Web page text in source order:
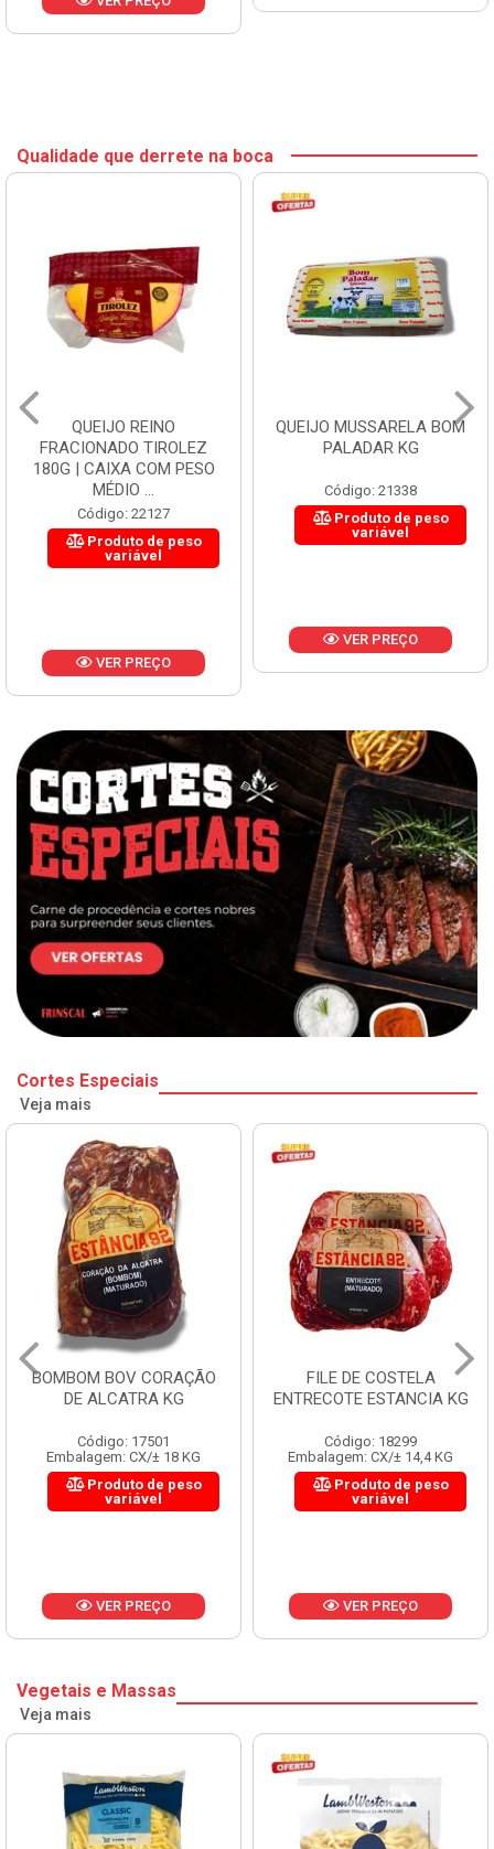
VER PREÇO
Qualidade que derrete na boca
QUEIJO REINO
FRACIONADO TIROLEZ
180G | CAIXA COM PESO
MÉDIO ...
Código: 22127
Produto de peso
variável
VER PREÇO
QUEIJO MUSSARELA BOM
Código: 21338
Produto de peso
variável
VER PREÇO
Cortes Especiais
Veja mais
BOMBOM BOV CORAÇÃO
Código: 17501
Embalagem: CX/± 18 KG
Produto de peso
variável
VER PREÇO
FILE DE COSTELA
Código: 18299
Embalagem: CX/± 14,4 KG
Produto de peso
variável
VER PREÇO
Vegetais e Massas
Veja mais